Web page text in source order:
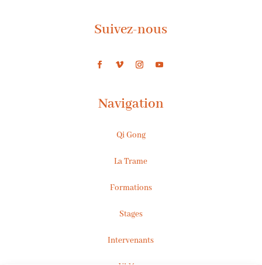
Suivez-nous
Navigation
Qi Gong
La Trame
Formations
Stages
Intervenants